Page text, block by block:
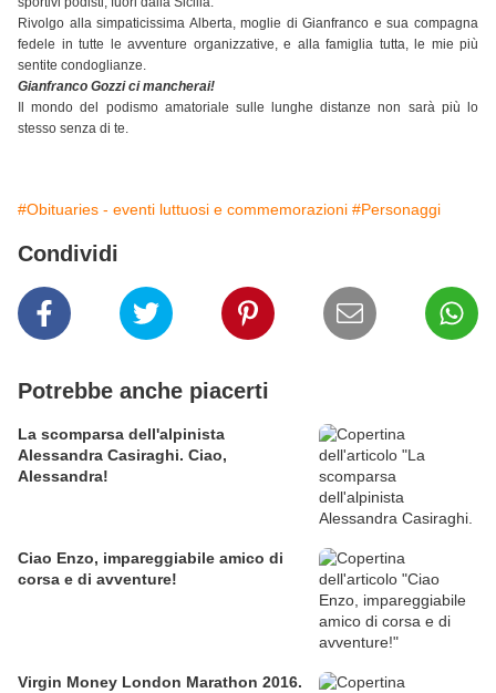
Rivolgo alla simpaticissima Alberta, moglie di Gianfranco e sua compagna
fedele in tutte le avventure organizzative, e alla famiglia tutta, le mie più
sentite condoglianze.
Gianfranco Gozzi ci mancherai!
Il mondo del podismo amatoriale sulle lunghe distanze non sarà più lo
stesso senza di te.
#Obituaries - eventi luttuosi e commemorazioni #Personaggi
Condividi
Potrebbe anche piacerti
La scomparsa dell'alpinista
Alessandra Casiraghi. Ciao,
Alessandra!
Ciao Enzo, impareggiabile amico di
corsa e di avventure!
Virgin Money London Marathon 2016.